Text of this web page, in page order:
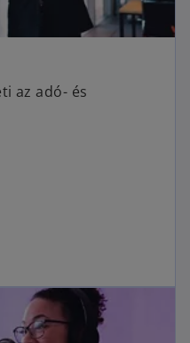
az adó- és